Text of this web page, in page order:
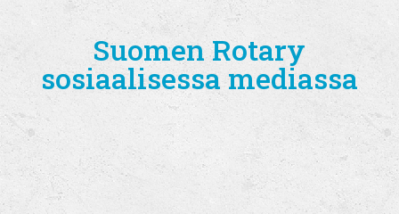
Suomen Rotary
sosiaalisessa mediassa